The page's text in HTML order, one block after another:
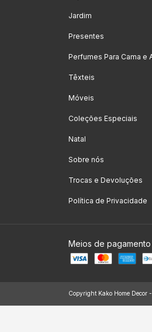
Jardim
Presentes
Perfumes Para Cama e
Têxteis
Móveis
Coleções Especiais
Natal
Sobre nós
Trocas e Devoluções
Política de Privacidade
Meios de pagamento
Copyright Kako Home Decor